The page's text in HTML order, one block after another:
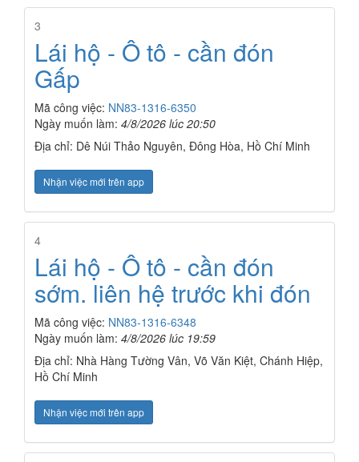
3
Lái hộ - Ô tô - cần đón
Gấp
Mã công việc: NN83-1316-6350
Ngày muốn làm: 4/8/2026 lúc 20:50
Địa chỉ: Dê Núi Thảo Nguyên, Đông Hòa, Hồ Chí Minh
Nhận việc mới trên app
4
Lái hộ - Ô tô - cần đón
sớm. liên hệ trước khi đón
Mã công việc: NN83-1316-6348
Ngày muốn làm: 4/8/2026 lúc 19:59
Địa chỉ: Nhà Hàng Tường Vân, Võ Văn Kiệt, Chánh Hiệp,
Hồ Chí Minh
Nhận việc mới trên app